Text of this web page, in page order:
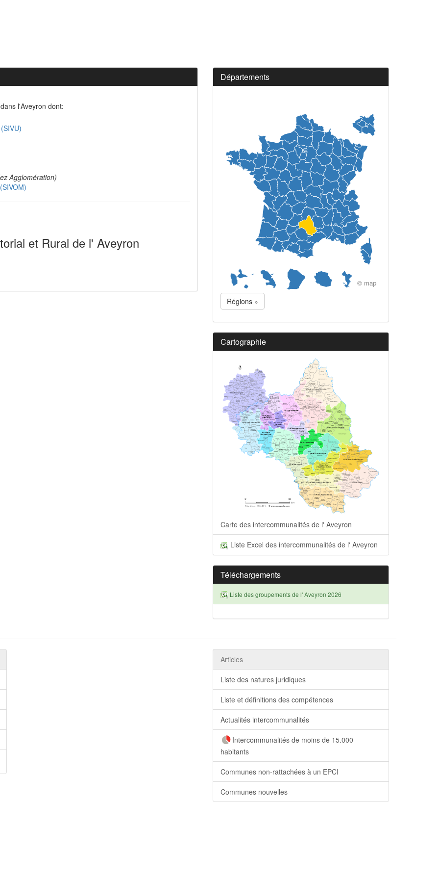
l'Aveyron dont:
Agglomération)
et Rural de l' Aveyron
Départements
© map
Régions »
Cartographie
Carte des intercommunalités de l' Aveyron
Liste Excel des intercommunalités de l' Aveyron
Téléchargements
Liste des groupements de l' Aveyron 2026
Articles
Liste des natures juridiques
Liste et définitions des compétences
Actualités intercommunalités
Intercommunalités de moins de 15.000
habitants
Communes non-rattachées à un EPCI
Communes nouvelles